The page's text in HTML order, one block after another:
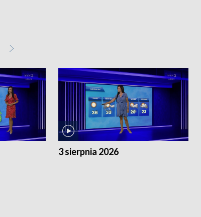
3 sierpnia 2026